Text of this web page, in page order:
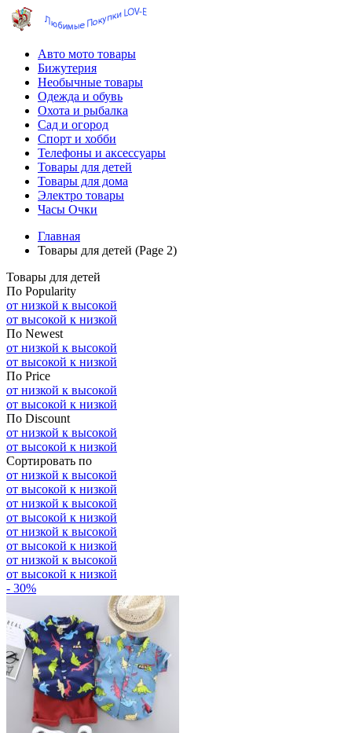
Авто мото товары
Бижутерия
Необычные товары
Одежда и обувь
Охота и рыбалка
Сад и огород
Спорт и хобби
Телефоны и аксессуары
Товары для детей
Товары для дома
Электро товары
Часы Очки
Главная
Товары для детей (Page 2)
Товары для детей
По Popularity
от низкой к высокой
от высокой к низкой
По Newest
от низкой к высокой
от высокой к низкой
По Price
от низкой к высокой
от высокой к низкой
По Discount
от низкой к высокой
от высокой к низкой
Сортировать по
от низкой к высокой
от высокой к низкой
от низкой к высокой
от высокой к низкой
от низкой к высокой
от высокой к низкой
от низкой к высокой
от высокой к низкой
- 30%